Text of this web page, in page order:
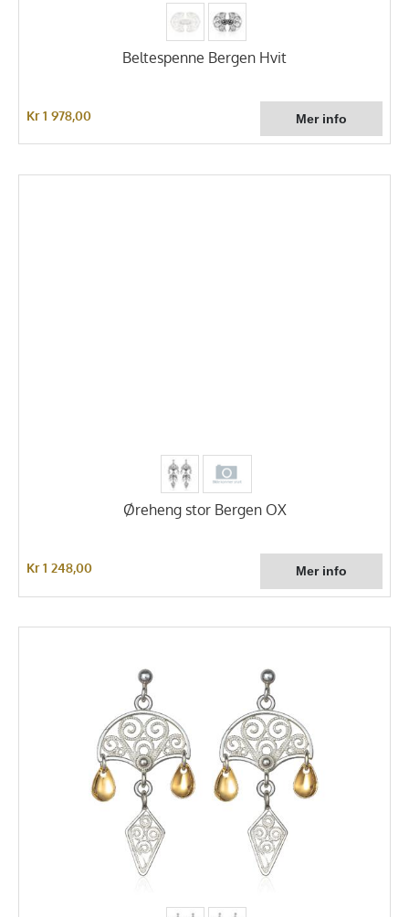
Beltespenne Bergen Hvit
Kr 1 978,00
Øreheng stor Bergen OX
Kr 1 248,00